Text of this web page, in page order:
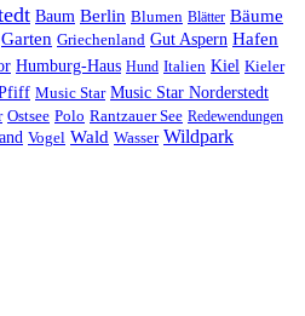
Baum Berlin Blumen Blätter Bäume
Garten Griechenland Gut Aspern Hafen
Humburg-Haus Hund Italien Kiel Kieler
Music Star Music Star Norderstedt
Ostsee Polo Rantzauer See Redewendungen
Vogel Wald Wasser Wildpark